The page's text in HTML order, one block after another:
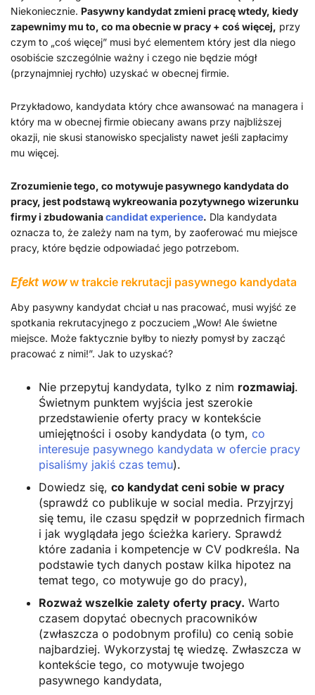
Niekoniecznie. Pasywny kandydat zmieni pracę wtedy, kiedy
zapewnimy mu to, co ma obecnie w pracy + coś więcej, przy
czym to „coś więcej” musi być elementem który jest dla niego
osobiście szczególnie ważny i czego nie będzie mógł
(przynajmniej rychło) uzyskać w obecnej firmie.
Przykładowo, kandydata który chce awansować na managera i
który ma w obecnej firmie obiecany awans przy najbliższej
okazji, nie skusi stanowisko specjalisty nawet jeśli zapłacimy
mu więcej.
Zrozumienie tego, co motywuje pasywnego kandydata do
pracy, jest podstawą wykreowania pozytywnego wizerunku
firmy i zbudowaniacandidat experience. Dla kandydata
oznacza to, że zależy nam na tym, by zaoferować mu miejsce
pracy, które będzie odpowiadać jego potrzebom.
Efekt woww trakcie rekrutacji pasywnego kandydata
Aby pasywny kandydat chciał u nas pracować, musi wyjść ze
spotkania rekrutacyjnego z poczuciem „Wow! Ale świetne
miejsce. Może faktycznie byłby to niezły pomysł by zacząć
pracować z nimi!”. Jak to uzyskać?
Nie przepytuj kandydata, tylko z nim rozmawiaj.
Świetnym punktem wyjścia jest szerokie
przedstawienie oferty pracy w kontekście
umiejętności i osoby kandydata (o tym, co
interesuje pasywnego kandydata w ofercie pracy
pisaliśmy jakiś czas temu).
Dowiedz się, co kandydat ceni sobie w pracy
(sprawdź co publikuje w social media. Przyjrzyj
się temu, ile czasu spędził w poprzednich firmach
i jak wyglądała jego ścieżka kariery. Sprawdź
które zadania i kompetencje w CV podkreśla. Na
podstawie tych danych postaw kilka hipotez na
temat tego, co motywuje go do pracy),
Rozważ wszelkie zalety oferty pracy. Warto
czasem dopytać obecnych pracowników
(zwłaszcza o podobnym profilu) co cenią sobie
najbardziej. Wykorzystaj tę wiedzę. Zwłaszcza w
kontekście tego, co motywuje twojego
pasywnego kandydata,